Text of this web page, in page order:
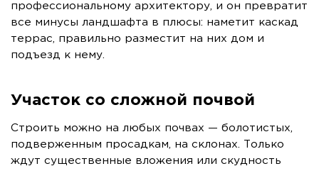
профессиональному архитектору, и он превратит
все минусы ландшафта в плюсы: наметит каскад
террас, правильно разместит на них дом и
подъезд к нему.
Участок со сложной почвой
Строить можно на любых почвах — болотистых,
подверженным просадкам, на склонах. Только
ждут существенные вложения или скудность